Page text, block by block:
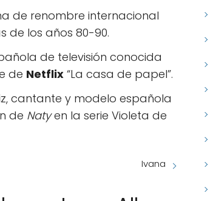
de renombre internacional
de los años 80-90.
de televisión conocida
de Netflix “La casa de papel”.
cantante y modelo española
de Natyen la serie Violeta de
Ivana